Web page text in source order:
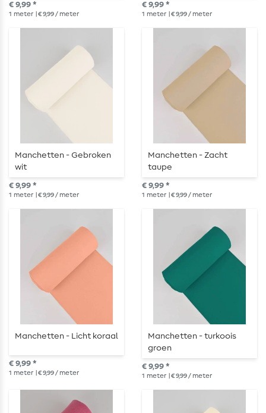
€ 9,99 *
1 meter | € 9,99 / meter
€ 9,99 *
1 meter | € 9,99 / meter
Manchetten - Gebroken
wit
€ 9,99 *
1 meter | € 9,99 / meter
Manchetten - Zacht
taupe
€ 9,99 *
1 meter | € 9,99 / meter
Manchetten - Licht koraal
€ 9,99 *
1 meter | € 9,99 / meter
Manchetten - turkoois
groen
€ 9,99 *
1 meter | € 9,99 / meter